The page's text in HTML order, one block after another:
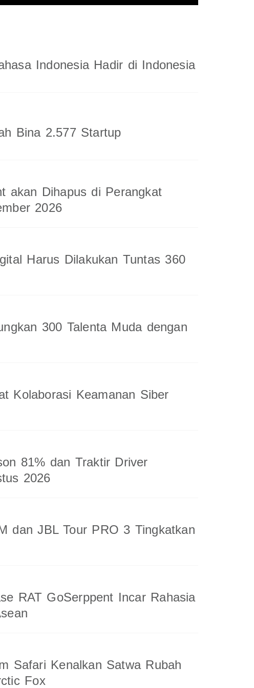
Indonesia Hadir di Indonesia
Bina 2.577 Startup
akan Dihapus di Perangkat
2026
Harus Dilakukan Tuntas 360
300 Talenta Muda dengan
Kolaborasi Keamanan Siber
81% dan Traktir Driver
2026
dan JBL Tour PRO 3 Tingkatkan
RAT GoSerppent Incar Rahasia
Safari Kenalkan Satwa Rubah
Fox